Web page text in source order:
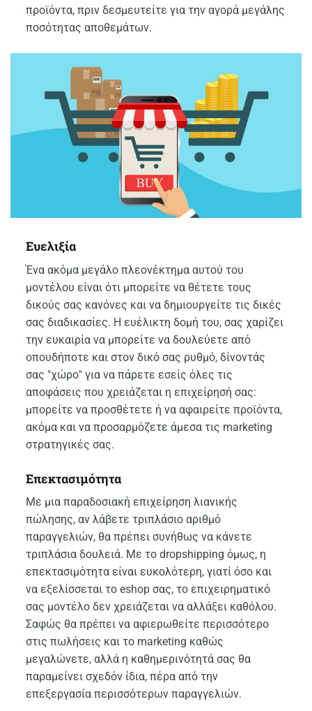
προϊόντα, πριν δεσμευτείτε για την αγορά μεγάλης
ποσότητας αποθεμάτων.
Ευελιξία
Ένα ακόμα μεγάλο πλεονέκτημα αυτού του
μοντέλου είναι ότι μπορείτε να θέτετε τους
δικούς σας κανόνες και να δημιουργείτε τις δικές
σας διαδικασίες. Η ευέλικτη δομή του, σας χαρίζει
την ευκαιρία να μπορείτε να δουλεύετε από
οπουδήποτε και στον δικό σας ρυθμό, δίνοντάς
σας "χώρο" για να πάρετε εσείς όλες τις
αποφάσεις που χρειάζεται η επιχείρησή σας:
μπορείτε να προσθέτετε ή να αφαιρείτε προϊόντα,
ακόμα και να προσαρμόζετε άμεσα τις marketing
στρατηγικές σας.
Επεκτασιμότητα
Με μια παραδοσιακή επιχείρηση λιανικής
πώλησης, αν λάβετε τριπλάσιο αριθμό
παραγγελιών, θα πρέπει συνήθως να κάνετε
τριπλάσια δουλειά. Με το dropshipping όμως, η
επεκτασιμότητα είναι ευκολότερη, γιατί όσο και
να εξελίσσεται το eshop σας, το επιχειρηματικό
σας μοντέλο δεν χρειάζεται να αλλάξει καθόλου.
Σαφώς θα πρέπει να αφιερωθείτε περισσότερο
στις πωλήσεις και το marketing καθώς
μεγαλώνετε, αλλά η καθημερινότητά σας θα
παραμείνει σχεδόν ίδια, πέρα από την
επεξεργασία περισσότερων παραγγελιών.